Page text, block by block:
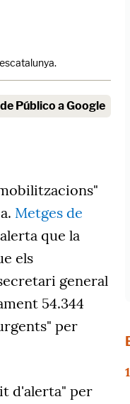
Público a Google
Metges de
que la
els
general
54.344
per
d'alerta" per